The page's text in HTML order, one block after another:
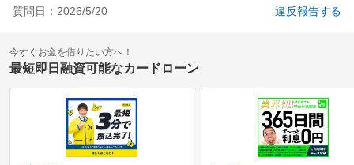
質問日： 2026/5/20 違反報告する
今すぐお金を借りたい方へ！
最短即日融資可能なカードローン